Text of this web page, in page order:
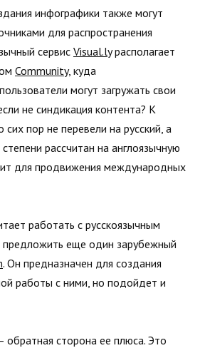
инфографики также могут
для распространения
сервис Visual.lyрасполагает
Community, куда
могут загружать свои
не синдикация контента? К
пор не перевели на русский, а
рассчитан на англоязычную
для продвижения международных
работать с русскоязычным
еще один зарубежный
. Он предназначен для создания
работы с ними, но подойдет и
сторона ее плюса. Это